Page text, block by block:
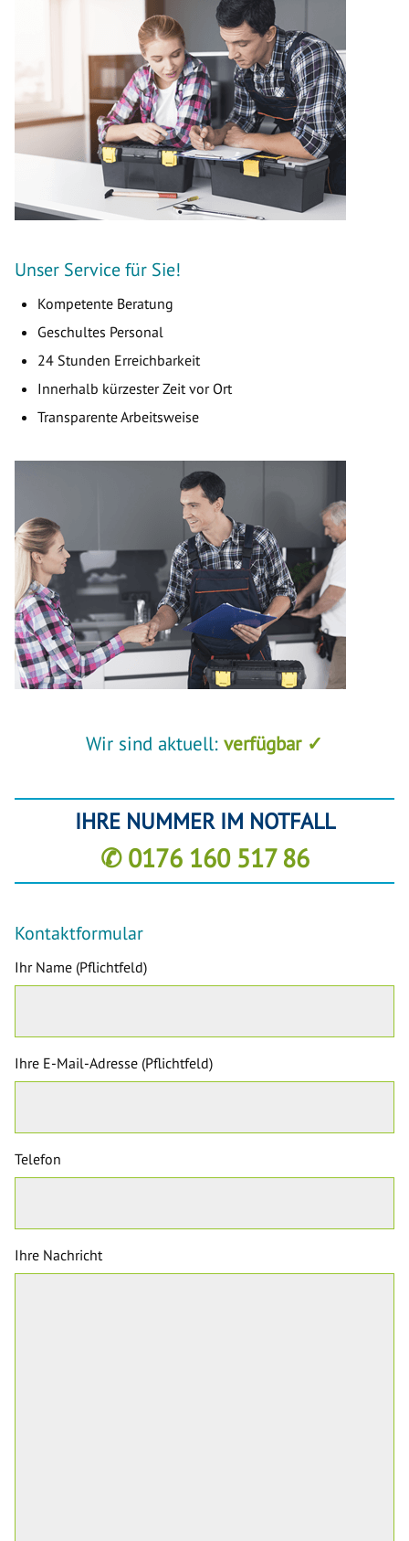
Unser Service für Sie!
Kompetente Beratung
Geschultes Personal
24 Stunden Erreichbarkeit
Innerhalb kürzester Zeit vor Ort
Transparente Arbeitsweise
Wir sind aktuell: verfügbar ✓
IHRE NUMMER IM NOTFALL
✆ 0176 160 517 86
Kontaktformular
Ihr Name (Pflichtfeld)
Ihre E-Mail-Adresse (Pflichtfeld)
Telefon
Ihre Nachricht